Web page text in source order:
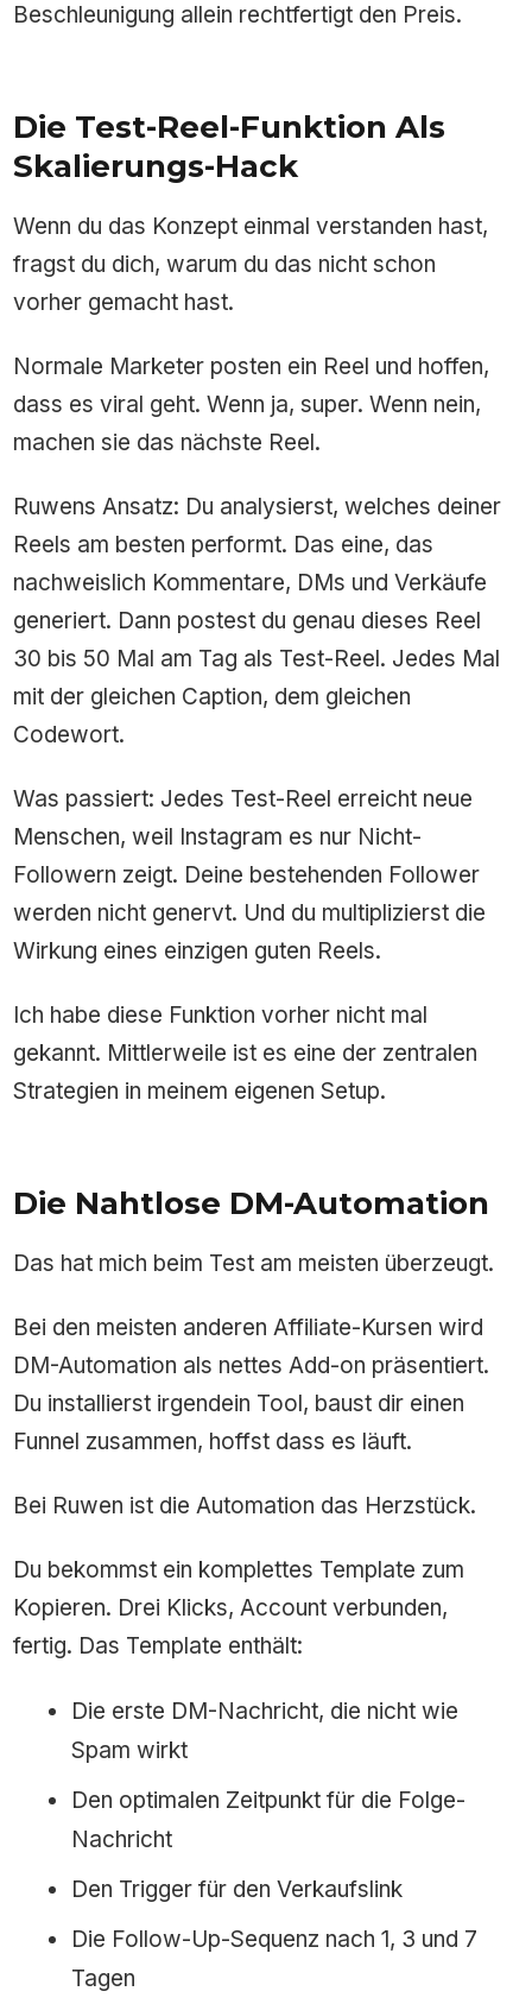
Beschleunigung allein rechtfertigt den Preis.
Die Test-Reel-Funktion Als
Skalierungs-Hack
Wenn du das Konzept einmal verstanden hast,
fragst du dich, warum du das nicht schon
vorher gemacht hast.
Normale Marketer posten ein Reel und hoffen,
dass es viral geht. Wenn ja, super. Wenn nein,
machen sie das nächste Reel.
Ruwens Ansatz: Du analysierst, welches deiner
Reels am besten performt. Das eine, das
nachweislich Kommentare, DMs und Verkäufe
generiert. Dann postest du genau dieses Reel
30 bis 50 Mal am Tag als Test-Reel. Jedes Mal
mit der gleichen Caption, dem gleichen
Codewort.
Was passiert: Jedes Test-Reel erreicht neue
Menschen, weil Instagram es nur Nicht-
Followern zeigt. Deine bestehenden Follower
werden nicht genervt. Und du multiplizierst die
Wirkung eines einzigen guten Reels.
Ich habe diese Funktion vorher nicht mal
gekannt. Mittlerweile ist es eine der zentralen
Strategien in meinem eigenen Setup.
Die Nahtlose DM-Automation
Das hat mich beim Test am meisten überzeugt.
Bei den meisten anderen Affiliate-Kursen wird
DM-Automation als nettes Add-on präsentiert.
Du installierst irgendein Tool, baust dir einen
Funnel zusammen, hoffst dass es läuft.
Bei Ruwen ist die Automation das Herzstück.
Du bekommst ein komplettes Template zum
Kopieren. Drei Klicks, Account verbunden,
fertig. Das Template enthält:
Die erste DM-Nachricht, die nicht wie
Spam wirkt
Den optimalen Zeitpunkt für die Folge-
Nachricht
Den Trigger für den Verkaufslink
Die Follow-Up-Sequenz nach 1, 3 und 7
Tagen